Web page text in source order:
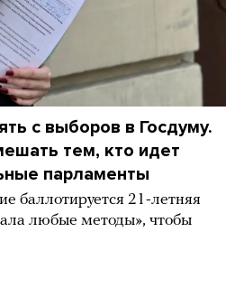
с выборов в Госдуму.
тем, кто идет
парламенты
баллотируется 21-летняя
любые методы», чтобы